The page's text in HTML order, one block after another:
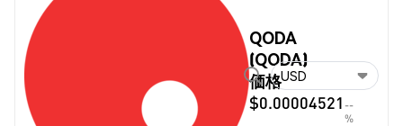
QODA
(QODA)
価格
$0.00004521 --
%
USD